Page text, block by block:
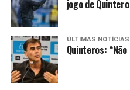
jogo de
ÚLTIMAS
Quinteros: